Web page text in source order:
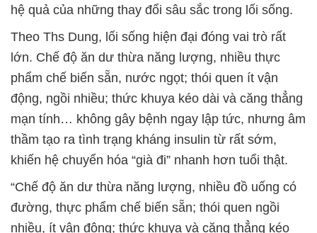
hệ quả của những thay đổi sâu sắc trong lối sống.
Theo Ths Dung, lối sống hiện đại đóng vai trò rất
lớn. Chế độ ăn dư thừa năng lượng, nhiều thực
phẩm chế biến sẵn, nước ngọt; thói quen ít vận
động, ngồi nhiều; thức khuya kéo dài và căng thẳng
mạn tính… không gây bệnh ngay lập tức, nhưng âm
thầm tạo ra tình trạng kháng insulin từ rất sớm,
khiến hệ chuyển hóa “già đi” nhanh hơn tuổi thật.
“Chế độ ăn dư thừa năng lượng, nhiều đồ uống có
đường, thực phẩm chế biến sẵn; thói quen ngồi
nhiều, ít vận động; thức khuya và căng thẳng kéo